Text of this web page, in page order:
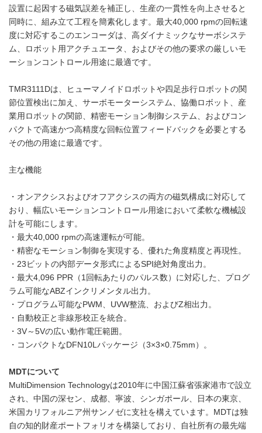
設置に起因する磁気誤差を補正し、生産の一貫性を向上させると
同時に、組み立て工程を簡素化します。最大40,000 rpmの回転速
度に対応するこのエンコーダは、高ダイナミックなサーボシステ
ム、ロボット用アクチュエータ、およびその他の要求の厳しいモ
ーションコントロール用途に最適です。
TMR3111Dは、ヒューマノイドロボットや四足歩行ロボットの関
節位置検出に加え、サーボモーターシステム、協働ロボット、産
業用ロボットの関節、精密モーション制御システム、およびコン
パクトで高速かつ高精度な回転位置フィードバックを必要とする
その他の用途に最適です。
主な機能
・オンアクシスおよびオフアクシスの両方の磁気構成に対応して
おり、幅広いモーションコントロール用途において柔軟な機械設
計を可能にします。
・最大40,000 rpmの高速運転が可能。
・精密なモーション制御を実現する、優れた角度精度と再現性。
・23ビットの内部データ形式によるSPI絶対角度出力。
・最大4,096 PPR（1回転あたりのパルス数）に対応した、プログ
ラム可能なABZインクリメンタル出力。
・プログラム可能なPWM、UVW整流、およびZ相出力。
・自動校正と非線形校正を統合。
・3V～5Vの広い動作電圧範囲。
・コンパクトなDFN10Lパッケージ（3×3×0.75mm）。
MDTについて
MultiDimension Technologyは2010年に中国江蘇省張家港市で設立
され、中国の深セン、成都、寧波、シンガポール、日本の東京、
米国カリフォルニア州サンノゼに支社を構えています。MDTは独
自の知的財産ポートフォリオを構築しており、自社所有の最先端